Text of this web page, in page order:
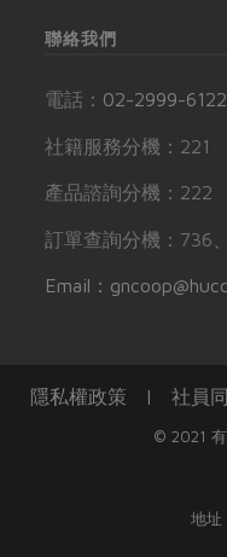
聯絡我們
電話： 02-2999-6122
社籍服務分機：221
產品諮詢分機：222
訂單查詢分機：736
Email：
隱私權政策 | 社員
© 2021
地址